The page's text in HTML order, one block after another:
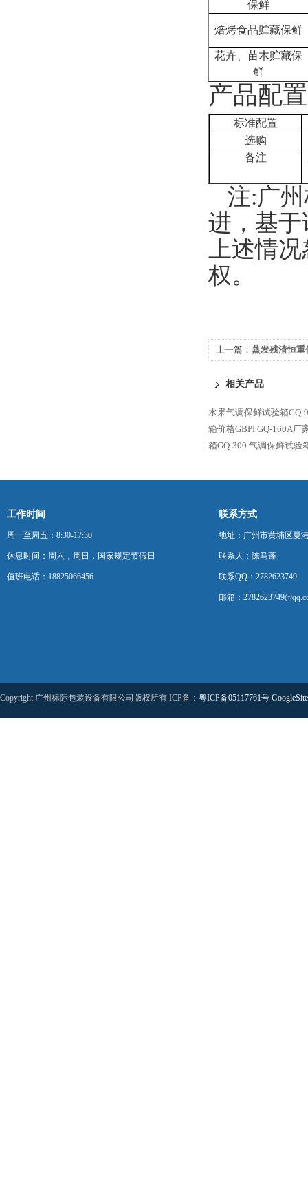
保鲜
焙烤食品贮藏保鲜
花卉、苗木贮藏保
鲜
产品配置
标准配置
选购
备注
注:广
进，基
上述情
权。
上一篇： 蒸发残渣恒重
相关产品
水果气调保鲜试验箱GQ-
箱价格GBPI GQ-160A厂
箱GQ-300 气调保鲜试验
工作时间
周一至周五：8:30-17:30
休息时间：周六，周日，国家规定节假日
值班电话：18825066456
联系方式
地址：广州市黄埔区夏
联系人：陈马蓬
联系QQ：2782623749
邮箱：
Copyright 广州标际包装设备有限公司版权所有 ICP备： 粤ICP备05117761号